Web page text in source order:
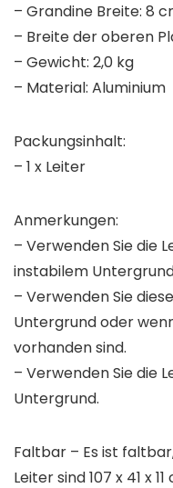
– Grandine Breite: 8
– Breite der oberen
– Gewicht: 2,0 kg
– Material: Aluminium
Packungsinhalt:
– 1 x Leiter
Anmerkungen:
– Verwenden Sie die
instabilem
– Verwenden Sie
Untergrund oder
vorhanden sind.
– Verwenden Sie die
Untergrund.
Faltbar – Es ist
Leiter sind 107 x 41 x